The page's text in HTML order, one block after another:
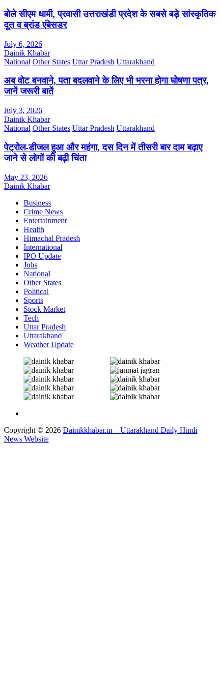
बोले सीएम धामी, प्रवासी उत्तराखंडी प्रदेश के सबसे बड़े सांस्कृतिक
दूत व ब्रांड एंबेसडर
July 6, 2026
Dainik Khabar
National Other States Uttar Pradesh Uttarakhand
अब वोट बनवाने, पता बदलवाने के लिए भी भरना होगा घोषणा पत्र,
जानें जरूरी बातें
July 3, 2026
Dainik Khabar
National Other States Uttar Pradesh Uttarakhand
पेट्रोल-डीजल हुआ और महंगा, दस दिन में तीसरी बार दाम बढ़ाए
जाने से लोगों की बढ़ी चिंता
May 23, 2026
Dainik Khabar
Business
Crime News
Entertainment
Health
Himachal Pradesh
International
IPO Update
Jobs
National
Other States
Political
Sports
Stock Market
Tech
Uttar Pradesh
Uttarakhand
Weather Update
Copyright © 2026 Dainikkhabar.in – Uttarakhand Daily Hindi
News Website